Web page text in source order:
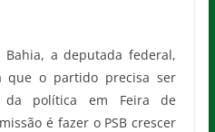
a deputada federal,
que o partido precisa ser
da política em Feira de
é fazer o PSB crescer